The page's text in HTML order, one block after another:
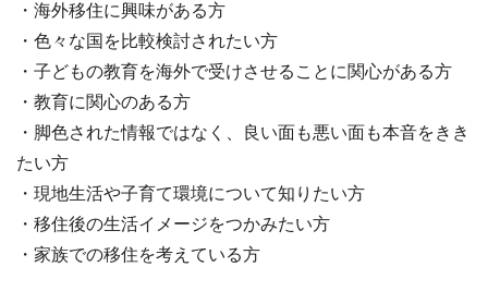
・海外移住に興味がある方
・色々な国を比較検討されたい方
・子どもの教育を海外で受けさせることに関心がある方
・教育に関心のある方
・脚色された情報ではなく、良い面も悪い面も本音をきき
たい方
・現地生活や子育て環境について知りたい方
・移住後の生活イメージをつかみたい方
・家族での移住を考えている方